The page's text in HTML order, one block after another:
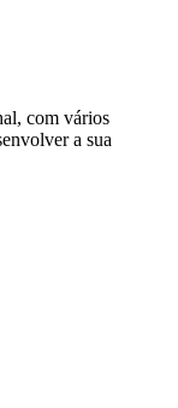
com vários
a sua